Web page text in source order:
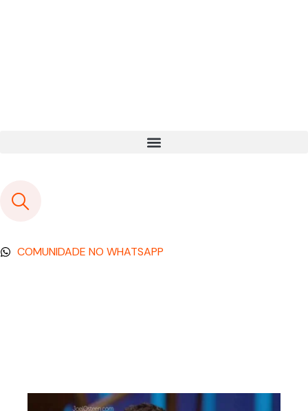
COMUNIDADE NO WHATSAPP